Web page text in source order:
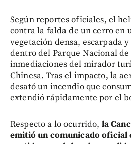
Según reportes oficiales, el
contra la falda de un cerro en
vegetación densa, escarpada
dentro del Parque Nacional
inmediaciones del mirador
Chinesa. Tras el impacto, la
desató un incendio que
extendió rápidamente por el
Respecto a lo ocurrido, la
emitió un comunicado oficial